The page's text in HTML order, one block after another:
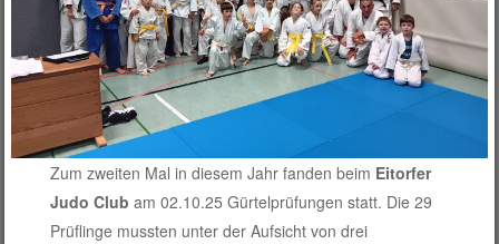
Zum zweiten Mal in diesem Jahr fanden beim Eitorfer
Judo Club am 02.10.25 Gürtelprüfungen statt. Die 29
Prüflinge mussten unter der Aufsicht von drei